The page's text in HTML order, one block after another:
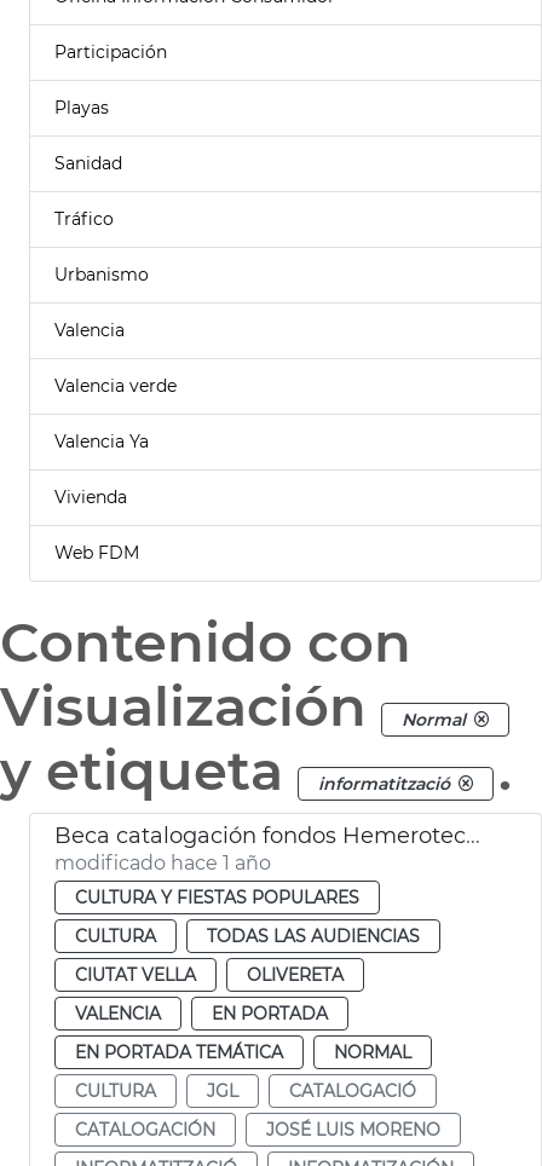
Participación
Playas
Sanidad
Tráfico
Urbanismo
Valencia
Valencia verde
Valencia Ya
Vivienda
Web FDM
Contenido con
Visualización
Normal
y etiqueta informatització .
Beca catalogación fondos Hemeroteca y Biblioteca Histórica
modificado hace 1 año
CULTURA Y FIESTAS POPULARES
CULTURA
TODAS LAS AUDIENCIAS
CIUTAT VELLA
OLIVERETA
VALENCIA
EN PORTADA
EN PORTADA TEMÁTICA
NORMAL
CULTURA
JGL
CATALOGACIÓ
CATALOGACIÓN
JOSÉ LUIS MORENO